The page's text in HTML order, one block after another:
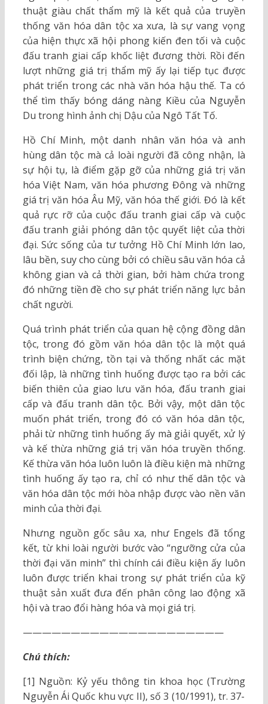
thuật giàu chất thẩm mỹ là kết quả của truyền
thống văn hóa dân tộc xa xưa, là sự vang vọng
của hiện thực xã hội phong kiến đen tối và cuộc
đấu tranh giai cấp khốc liệt đương thời. Rồi đến
lượt những giá trị thẩm mỹ ấy lại tiếp tục được
phát triển trong các nhà văn hóa hậu thế. Ta có
thể tìm thấy bóng dáng nàng Kiều của Nguyễn
Du trong hình ảnh chị Dậu của Ngô Tất Tố.
Hồ Chí Minh, một danh nhân văn hóa và anh
hùng dân tộc mà cả loài người đã công nhận, là
sự hội tụ, là điểm gặp gỡ của những giá trị văn
hóa Việt Nam, văn hóa phương Đông và những
giá trị văn hóa Âu Mỹ, văn hóa thế giới. Đó là kết
quả rực rỡ của cuộc đấu tranh giai cấp và cuộc
đấu tranh giải phóng dân tộc quyết liệt của thời
đại. Sức sống của tư tưởng Hồ Chí Minh lớn lao,
lâu bền, suy cho cùng bởi có chiều sâu văn hóa cả
không gian và cả thời gian, bởi hàm chứa trong
đó những tiền đề cho sự phát triển năng lực bản
chất người.
Quá trình phát triển của quan hệ cộng đồng dân
tộc, trong đó gồm văn hóa dân tộc là một quá
trình biện chứng, tồn tại và thống nhất các mặt
đối lập, là những tình huống được tạo ra bởi các
biến thiên của giao lưu văn hóa, đấu tranh giai
cấp và đấu tranh dân tộc. Bởi vậy, một dân tộc
muốn phát triển, trong đó có văn hóa dân tộc,
phải từ những tình huống ấy mà giải quyết, xử lý
và kế thừa những giá trị văn hóa truyền thống.
Kế thừa văn hóa luôn luôn là điều kiện mà những
tình huống ấy tạo ra, chỉ có như thế dân tộc và
văn hóa dân tộc mới hòa nhập được vào nền văn
minh của thời đại.
Nhưng nguồn gốc sâu xa, như Engels đã tổng
kết, từ khi loài người bước vào “ngưỡng cửa của
thời đại văn minh” thì chính cái điều kiện ấy luôn
luôn được triển khai trong sự phát triển của kỹ
thuật sản xuất đưa đến phân công lao động xã
hội và trao đổi hàng hóa và mọi giá trị.
—————————————————————
Chú thích:
[1] Nguồn: Kỷ yếu thông tin khoa học (Trường
Nguyễn Ái Quốc khu vực II), số 3 (10/1991), tr. 37-